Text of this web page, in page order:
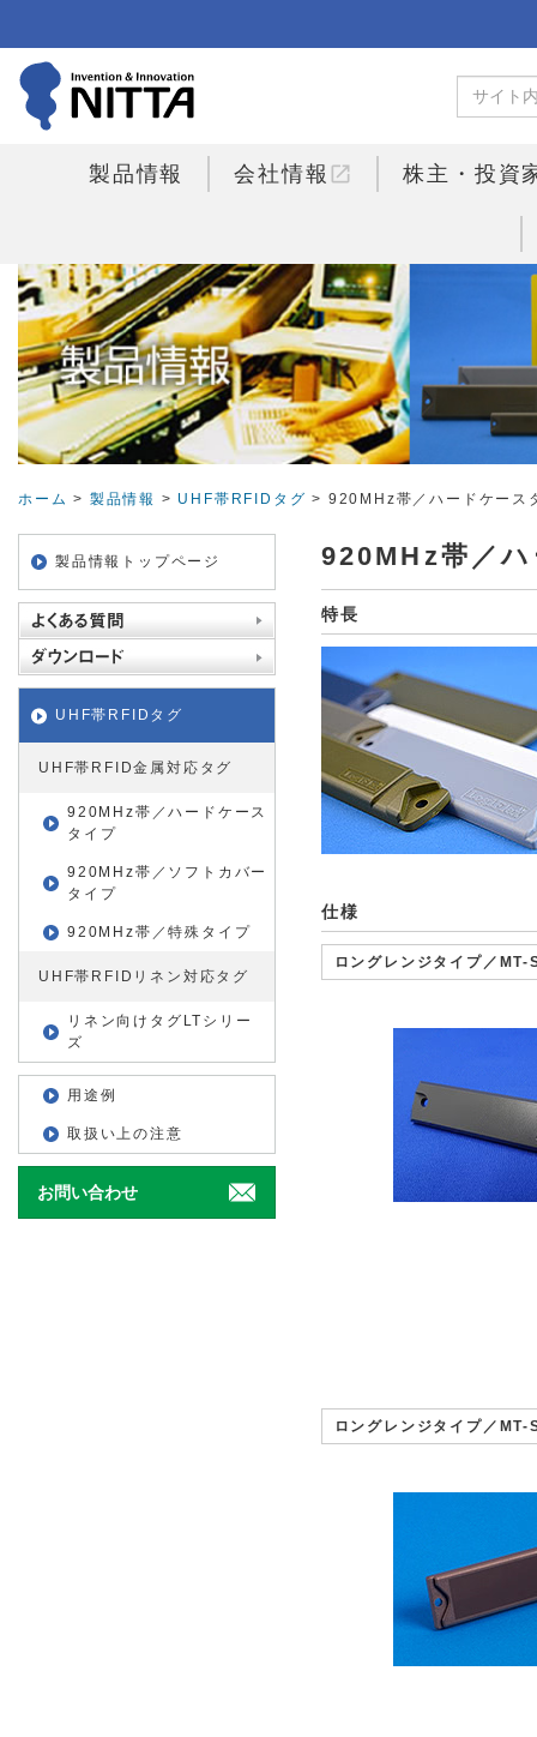
製品情報 会社情報 open_in_new 株主・投資
ホーム > 製品情報 > UHF帯RFIDタグ > 920MHz帯／ハードケース
製品情報トップページ
UHF帯RFIDタグ
UHF帯RFID金属対応タグ
920MHz帯／ハードケース
タイプ
920MHz帯／ソフトカバー
タイプ
920MHz帯／特殊タイプ
UHF帯RFIDリネン対応タグ
リネン向けタグLTシリー
ズ
用途例
取扱い上の注意
お問い合わせ
920MHz帯／
特長
仕様
ロングレンジタイプ／MT-
ロングレンジタイプ／